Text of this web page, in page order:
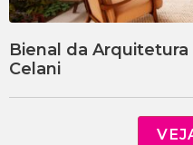
Bienal da Arquitetura
Celani